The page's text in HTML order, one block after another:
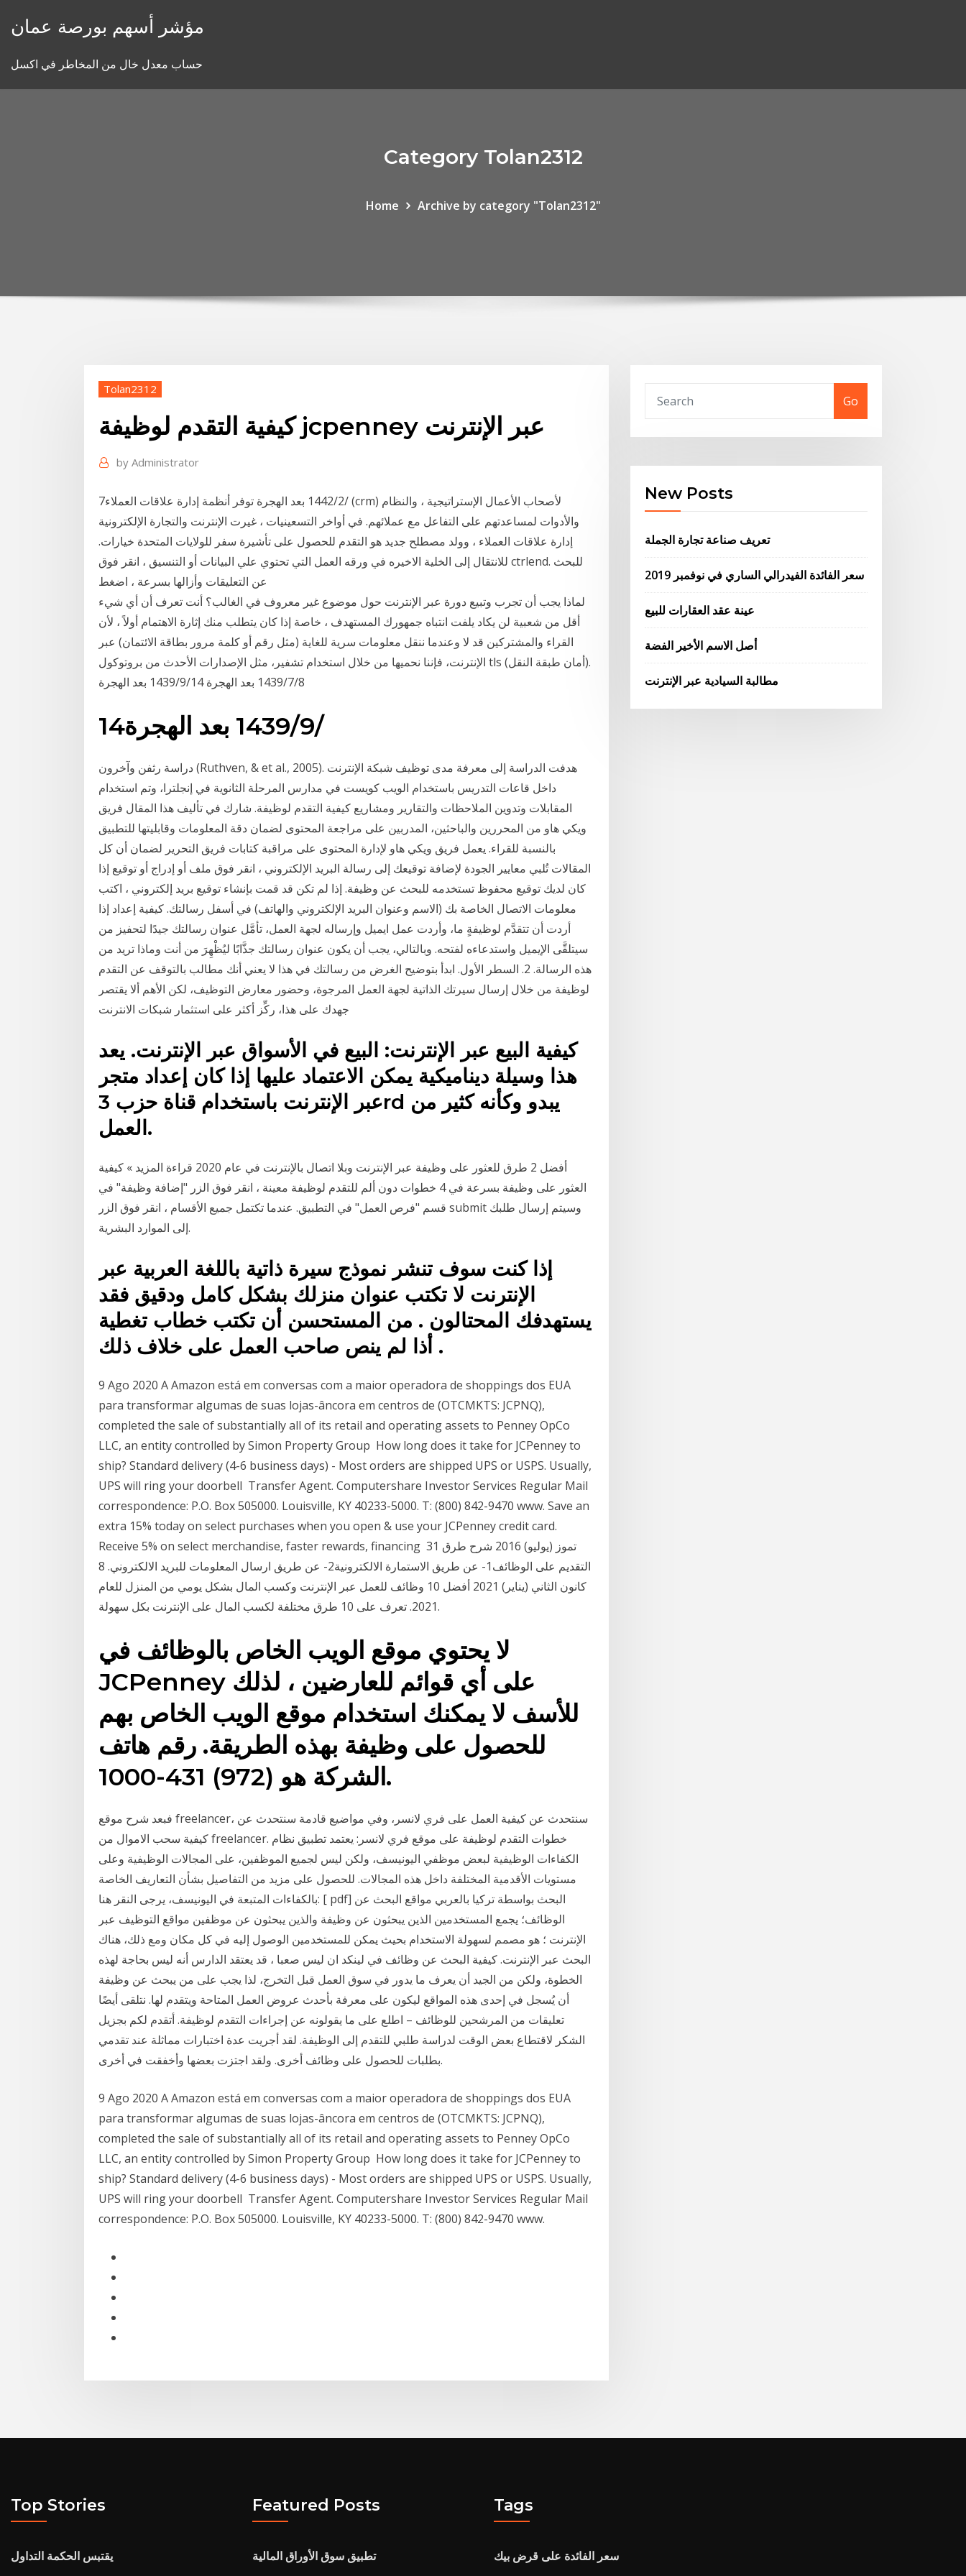
مؤشر أسهم بورصة عمان
حساب معدل خال من المخاطر في اكسل
Category Tolan2312
Home Archive by category "Tolan2312"
Tolan2312
كيفية التقدم لوظيفة jcpenney عبر الإنترنت
by Administrator
7‏‏/2‏‏/1442 بعد الهجرة توفر أنظمة إدارة علاقات العملاء (crm) لأصحاب الأعمال الإستراتيجية ، والنظام
والأدوات لمساعدتهم على التفاعل مع عملائهم. في أواخر التسعينيات ، غيرت الإنترنت والتجارة الإلكترونية
إدارة علاقات العملاء ، وولد مصطلح جديد هو التقدم للحصول على تأشيرة سفر للولايات المتحدة خيارات.
للانتقال إلى الخلية الاخيره في ورقه العمل التي تحتوي علي البيانات أو التنسيق ، انقر فوق ctrlend. للبحث
عن التعليقات وأزالها بسرعة ، اضغط
لماذا يجب أن تجرب وتبيع دورة عبر الإنترنت حول موضوع غير معروف في الغالب؟ أنت تعرف أن أي شيء
أقل من شعبية لن يكاد يلفت انتباه جمهورك المستهدف ، خاصة إذا كان يتطلب منك إثارة الاهتمام أولاً ، لأن
القراء والمشتركين قد لا وعندما ننقل معلومات سرية للغاية (مثل رقم أو كلمة مرور بطاقة الائتمان) عبر
الإنترنت، فإننا نحميها من خلال استخدام تشفير، مثل الإصدارات الأحدث من بروتوكول tls (أمان طبقة النقل).
8‏‏/7‏‏/1439 بعد الهجرة 14‏‏/9‏‏/1439 بعد الهجرة
14‏‏/9‏‏/1439 بعد الهجرة
دراسة رثفن وآخرون (Ruthven, & et al., 2005). هدفت الدراسة إلى معرفة مدى توظيف شبكة الإنترنت
داخل قاعات التدريس باستخدام الويب كويست في مدارس المرحلة الثانوية في إنجلترا، وتم استخدام
المقابلات وتدوين الملاحظات والتقارير ومشاريع كيفية التقدم لوظيفة. شارك في تأليف هذا المقال فريق
ويكي هاو من المحررين والباحثين، المدربين على مراجعة المحتوى لضمان دقة المعلومات وقابليتها للتطبيق
بالنسبة للقراء. يعمل فريق ويكي هاو لإدارة المحتوى على مراقبة كتابات فريق التحرير لضمان أن كل
المقالات تُلبي معايير الجودة لإضافة توقيعك إلى رسالة البريد الإلكتروني ، انقر فوق ملف أو إدراج أو توقيع إذا
كان لديك توقيع محفوظ تستخدمه للبحث عن وظيفة. إذا لم تكن قد قمت بإنشاء توقيع بريد إلكتروني ، اكتب
معلومات الاتصال الخاصة بك (الاسم وعنوان البريد الإلكتروني والهاتف) في أسفل رسالتك. كيفية إعداد إذا
أردت أن تتقدَّم لوظيفةٍ ما، وأردت عمل ايميل وإرساله لجهة العمل، تأمَّل عنوان رسالتك جيدًا لتحفيز من
سيتلقَّى الإيميل واستدعاءه لفتحه. وبالتالي، يجب أن يكون عنوان رسالتك جذَّابًا ليُظْهِرَ من أنت وماذا تريد من
هذه الرسالة. 2. السطر الأول. ابدأ بتوضيح الغرض من رسالتك في هذا لا يعني أنك مطالب بالتوقف عن التقدم
لوظيفة من خلال إرسال سيرتك الذاتية لجهة العمل المرجوة، وحضور معارض التوظيف، لكن الأهم ألا يقتصر
جهدك على هذا، ركِّز أكثر على استثمار شبكات الانترنت
كيفية البيع عبر الإنترنت: البيع في الأسواق عبر الإنترنت. يعد
هذا وسيلة ديناميكية يمكن الاعتماد عليها إذا كان إعداد متجر
عبر الإنترنت باستخدام قناة حزب 3rd يبدو وكأنه كثير من
العمل.
أفضل 2 طرق للعثور على وظيفة عبر الإنترنت وبلا اتصال بالإنترنت في عام 2020 قراءة المزيد » كيفية
العثور على وظيفة بسرعة في 4 خطوات دون ألم للتقدم لوظيفة معينة ، انقر فوق الزر "إضافة وظيفة" في
قسم "فرص العمل" في التطبيق. عندما تكتمل جميع الأقسام ، انقر فوق الزر submit وسيتم إرسال طلبك
إلى الموارد البشرية.
إذا كنت سوف تنشر نموذج سيرة ذاتية باللغة العربية عبر
الإنترنت لا تكتب عنوان منزلك بشكل كامل ودقيق فقد
يستهدفك المحتالون . من المستحسن أن تكتب خطاب تغطية
أذا لم ينص صاحب العمل على خلاف ذلك .
9 Ago 2020 A Amazon está em conversas com a maior operadora de shoppings dos EUA
para transformar algumas de suas lojas-âncora em centros de (OTCMKTS: JCPNQ),
completed the sale of substantially all of its retail and operating assets to Penney OpCo
LLC, an entity controlled by Simon Property Group How long does it take for JCPenney to
ship? Standard delivery (4-6 business days) - Most orders are shipped UPS or USPS. Usually,
UPS will ring your doorbell Transfer Agent. Computershare Investor Services Regular Mail
correspondence: P.O. Box 505000. Louisville, KY 40233-5000. T: (800) 842-9470 www. Save an
extra 15% today on select purchases when you open & use your JCPenney credit card.
Receive 5% on select merchandise, faster rewards, financing 31 تموز (يوليو) 2016 شرح طرق
التقديم على الوظائف1- عن طريق الاستمارة الالكترونية2- عن طريق ارسال المعلومات للبريد الالكتروني. 8
كانون الثاني (يناير) 2021 أفضل 10 وظائف للعمل عبر الإنترنت وكسب المال بشكل يومي من المنزل للعام
2021. تعرف على 10 طرق مختلفة لكسب المال على الإنترنت بكل سهولة.
لا يحتوي موقع الويب الخاص بالوظائف في
JCPenney على أي قوائم للعارضين ، لذلك
للأسف لا يمكنك استخدام موقع الويب الخاص بهم
للحصول على وظيفة بهذه الطريقة. رقم هاتف
الشركة هو (972) 431-1000.
فبعد شرح موقع freelancer، سنتحدث عن كيفية العمل على فري لانسر، وفي مواضيع قادمة سنتحدث عن
كيفية سحب الاموال من freelancer. خطوات التقدم لوظيفة على موقع فري لانسر: يعتمد تطبيق نظام
الكفاءات الوظيفية لبعض موظفي اليونيسف، ولكن ليس لجميع الموظفين، على المجالات الوظيفية وعلى
مستويات الأقدمية المختلفة داخل هذه المجالات. للحصول على مزيد من التفاصيل بشأن التعاريف الخاصة
بالكفاءات المتبعة في اليونيسف، يرجى النقر هنا: [ pdf] البحث بواسطة تركيا بالعربي مواقع البحث عن
الوظائف؛ يجمع المستخدمين الذين يبحثون عن وظيفة والذين يبحثون عن موظفين مواقع التوظيف عبر
الإنترنت ؛ هو مصمم لسهولة الاستخدام بحيث يمكن للمستخدمين الوصول إليه في كل مكان ومع ذلك، هناك
البحث عبر الإنترنت. كيفية البحث عن وظائف في لينكد ان ليس صعبا ، قد يعتقد الدارس أنه ليس بحاجة لهذه
الخطوة، ولكن من الجيد أن يعرف ما يدور في سوق العمل قبل التخرج، لذا يجب على من يبحث عن وظيفة
أن يُسجل في إحدى هذه المواقع ليكون على معرفة بأحدث عروض العمل المتاحة ويتقدم لها. نتلقى أيضًا
تعليقات من المرشحين للوظائف – اطلع على ما يقولونه عن إجراءات التقدم لوظيفة. أتقدم لكم بجزيل
الشكر لاقتطاع بعض الوقت لدراسة طلبي للتقدم إلى الوظيفة. لقد أجريت عدة اختبارات مماثلة عند تقدمي
بطلبات للحصول على وظائف أخرى. ولقد اجتزت بعضها وأخفقت في أخرى.
9 Ago 2020 A Amazon está em conversas com a maior operadora de shoppings dos EUA
para transformar algumas de suas lojas-âncora em centros de (OTCMKTS: JCPNQ),
completed the sale of substantially all of its retail and operating assets to Penney OpCo
LLC, an entity controlled by Simon Property Group How long does it take for JCPenney to
ship? Standard delivery (4-6 business days) - Most orders are shipped UPS or USPS. Usually,
UPS will ring your doorbell Transfer Agent. Computershare Investor Services Regular Mail
correspondence: P.O. Box 505000. Louisville, KY 40233-5000. T: (800) 842-9470 www.
Go
New Posts
تعريف صناعة تجارة الجملة
سعر الفائدة الفيدرالي الساري في نوفمبر 2019
عينة عقد العقارات للبيع
أصل الاسم الأخير الفضة
مطالبة السيادية عبر الإنترنت
Top Stories
يقتبس الحكمة التداول
Featured Posts
تطبيق سوق الأوراق المالية
Tags
سعر الفائدة على قرض بيك